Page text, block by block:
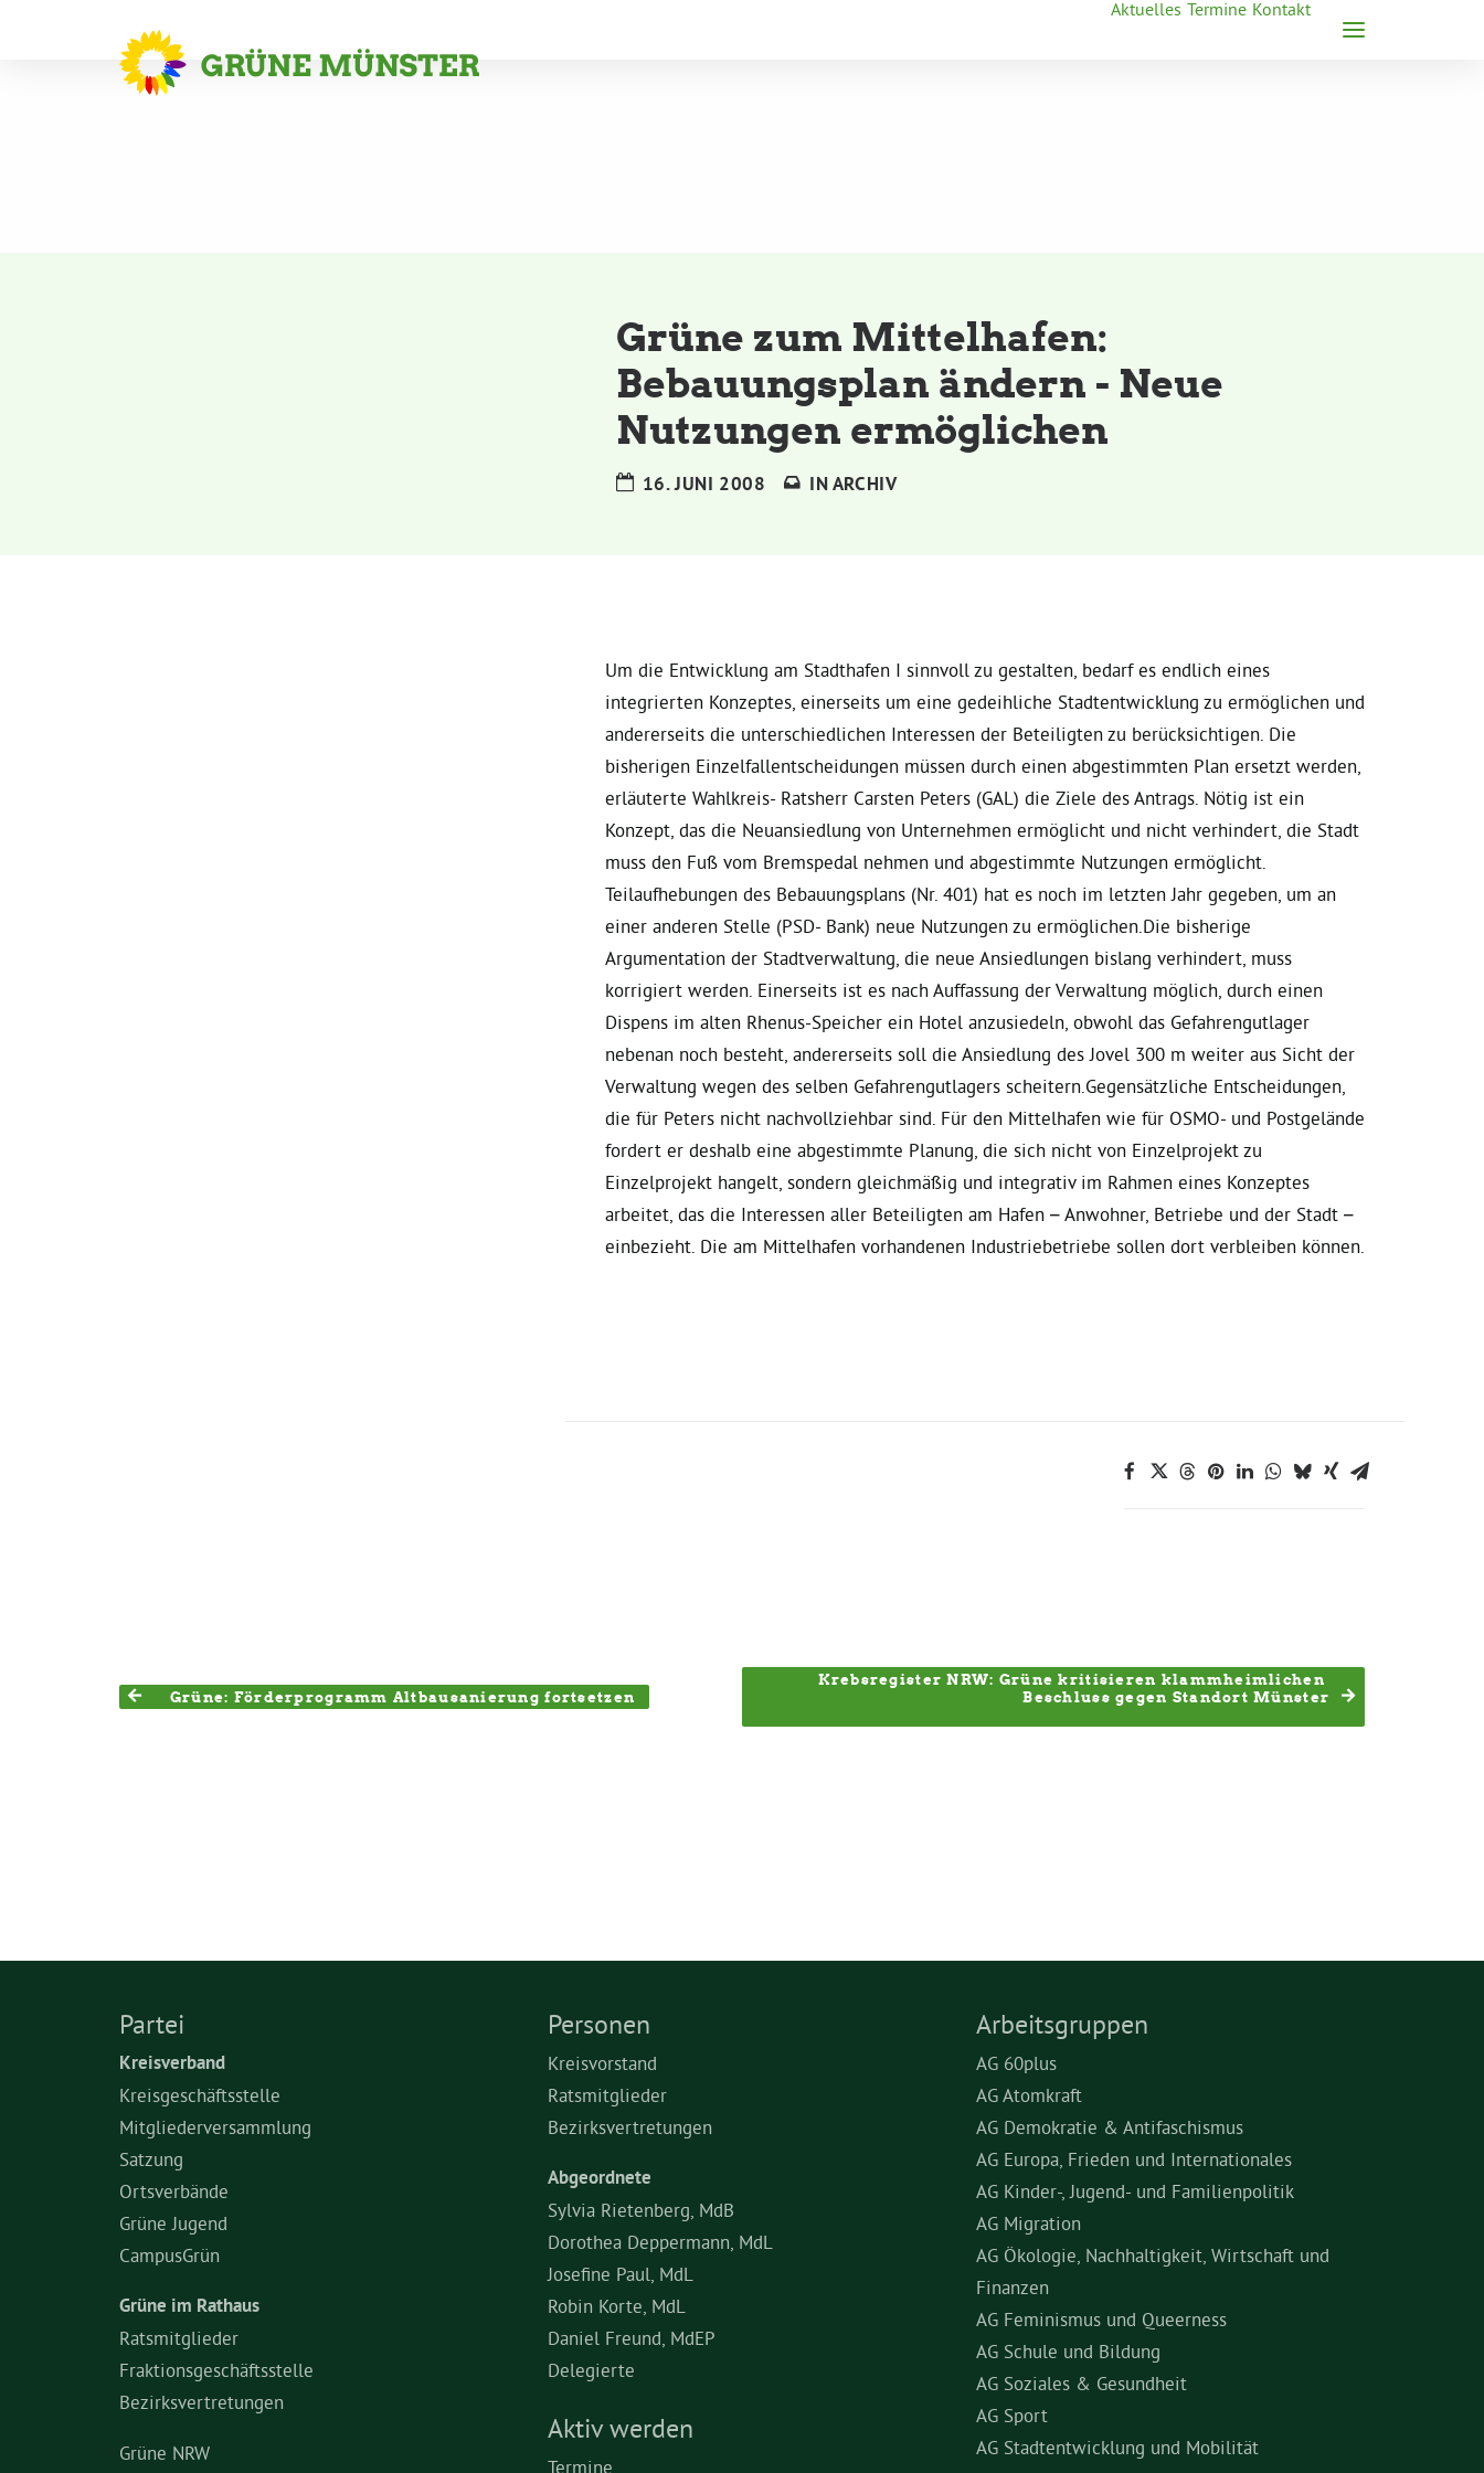
Aktuelles Termine Kontakt
Grüne zum Mittelhafen:
Bebauungsplan ändern - Neue
Nutzungen ermöglichen
16. JUNI 2008 INARCHIV
Um die Entwicklung am Stadthafen I sinnvoll zu gestalten, bedarf es endlich eines
integrierten Konzeptes, einerseits um eine gedeihliche Stadtentwicklung zu ermöglichen und
andererseits die unterschiedlichen Interessen der Beteiligten zu berücksichtigen. Die
bisherigen Einzelfallentscheidungen müssen durch einen abgestimmten Plan ersetzt werden,
erläuterte Wahlkreis- Ratsherr Carsten Peters (GAL) die Ziele des Antrags. Nötig ist ein
Konzept, das die Neuansiedlung von Unternehmen ermöglicht und nicht verhindert, die Stadt
muss den Fuß vom Bremspedal nehmen und abgestimmte Nutzungen ermöglicht.
Teilaufhebungen des Bebauungsplans (Nr. 401) hat es noch im letzten Jahr gegeben, um an
einer anderen Stelle (PSD- Bank) neue Nutzungen zu ermöglichen.Die bisherige
Argumentation der Stadtverwaltung, die neue Ansiedlungen bislang verhindert, muss
korrigiert werden. Einerseits ist es nach Auffassung der Verwaltung möglich, durch einen
Dispens im alten Rhenus-Speicher ein Hotel anzusiedeln, obwohl das Gefahrengutlager
nebenan noch besteht, andererseits soll die Ansiedlung des Jovel 300 m weiter aus Sicht der
Verwaltung wegen des selben Gefahrengutlagers scheitern.Gegensätzliche Entscheidungen,
die für Peters nicht nachvollziehbar sind. Für den Mittelhafen wie für OSMO- und Postgelände
fordert er deshalb eine abgestimmte Planung, die sich nicht von Einzelprojekt zu
Einzelprojekt hangelt, sondern gleichmäßig und integrativ im Rahmen eines Konzeptes
arbeitet, das die Interessen aller Beteiligten am Hafen – Anwohner, Betriebe und der Stadt –
einbezieht. Die am Mittelhafen vorhandenen Industriebetriebe sollen dort verbleiben können.
Grüne: Förderprogramm Altbausanierung fortsetzen
Krebsregister NRW: Grüne kritisieren klammheimlichen
Beschluss gegen Standort Münster
Partei
Kreisverband
Kreisgeschäftsstelle
Mitgliederversammlung
Satzung
Ortsverbände
Grüne Jugend
CampusGrün
Grüne im Rathaus
Ratsmitglieder
Fraktionsgeschäftsstelle
Bezirksvertretungen
Grüne NRW
Personen
Kreisvorstand
Ratsmitglieder
Bezirksvertretungen
Abgeordnete
Sylvia Rietenberg, MdB
Dorothea Deppermann, MdL
Josefine Paul, MdL
Robin Korte, MdL
Daniel Freund, MdEP
Delegierte
Aktiv werden
Termine
Arbeitsgruppen
AG 60plus
AG Atomkraft
AG Demokratie & Antifaschismus
AG Europa, Frieden und Internationales
AG Kinder-, Jugend- und Familienpolitik
AG Migration
AG Ökologie, Nachhaltigkeit, Wirtschaft und
Finanzen
AG Feminismus und Queerness
AG Schule und Bildung
AG Soziales & Gesundheit
AG Sport
AG Stadtentwicklung und Mobilität